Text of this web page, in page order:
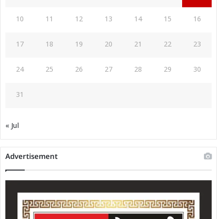
10 11 12 13 14 15 16
17 18 19 20 21 22 23
24 25 26 27 28 29 30
31
« Jul
Advertisement